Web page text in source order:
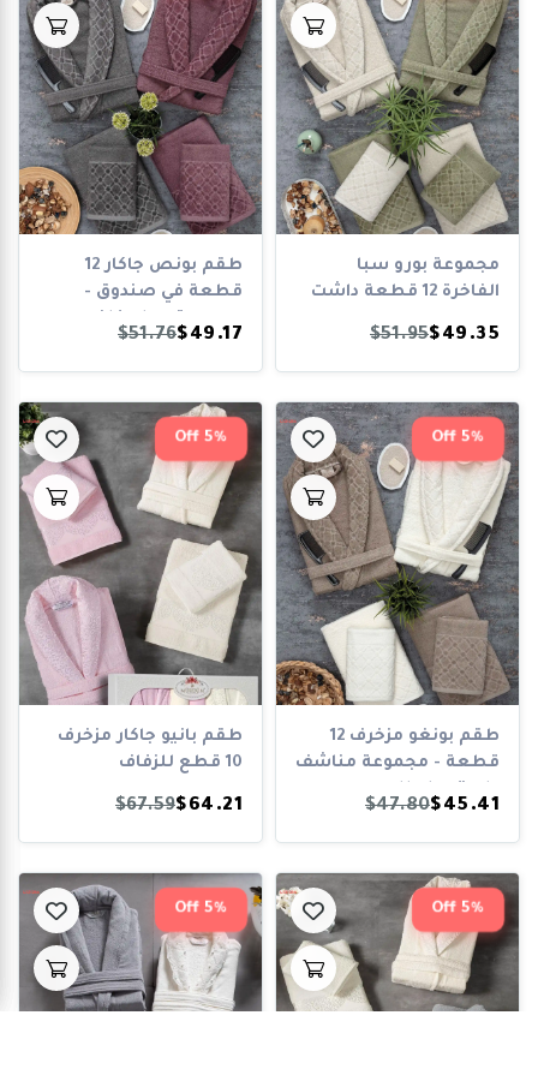
مجموعة بورو سبا
الفاخرة 12 قطعة داشت
$49.35
$51.95
طقم بونص جاكار 12
قطعة في صندوق -
$49.17
$51.76
5% Off
طقم بونغو مزخرف 12
قطعة - مجموعة مناشف
$45.41
$47.80
5% Off
طقم بانيو جاكار مزخرف
10 قطع للزفاف
$64.21
$67.59
5% Off
5% Off